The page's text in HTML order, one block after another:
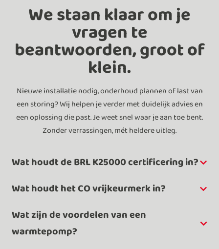
We staan klaar om je
vragen te
beantwoorden, groot of
klein.
Nieuwe installatie nodig, onderhoud plannen of last van
een storing? Wij helpen je verder met duidelijk advies en
een oplossing die past. Je weet snel waar je aan toe bent.
Zonder verrassingen, mét heldere uitleg.
Wat houdt de BRL K25000 certificering in?
Wat houdt het CO vrijkeurmerk in?
Wat zijn de voordelen van een
warmtepomp?